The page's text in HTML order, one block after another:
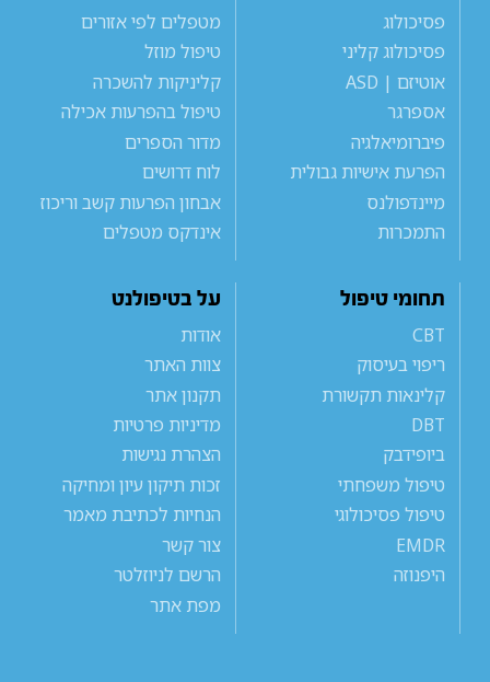
פסיכולוג
פסיכולוג קליני
אוטיזם | ASD
אספרגר
פיברומיאלגיה
הפרעת אישיות גבולית
מיינדפולנס
התמכרות
מטפלים לפי אזורים
טיפול מוזל
קליניקות להשכרה
טיפול בהפרעות אכילה
מדור הספרים
לוח דרושים
אבחון הפרעות קשב וריכוז
אינדקס מטפלים
תחומי טיפול
CBT
ריפוי בעיסוק
קלינאות תקשורת
DBT
ביופידבק
טיפול משפחתי
טיפול פסיכולוגי
EMDR
היפנוזה
על בטיפולנט
אודות
צוות האתר
תקנון אתר
מדיניות פרטיות
הצהרת נגישות
זכות תיקון עיון ומחיקה
הנחיות לכתיבת מאמר
צור קשר
הרשם לניוזלטר
מפת אתר